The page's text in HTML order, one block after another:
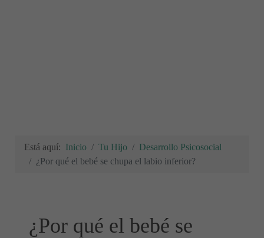
Está aquí: Inicio Tu Hijo
Desarrollo Psicosocial
¿Por qué el bebé se chupa el labio inferior?
¿Por qué el bebé se